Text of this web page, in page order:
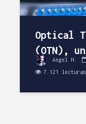
Optical
(OTN),
Angel H.
7.121 lecturas